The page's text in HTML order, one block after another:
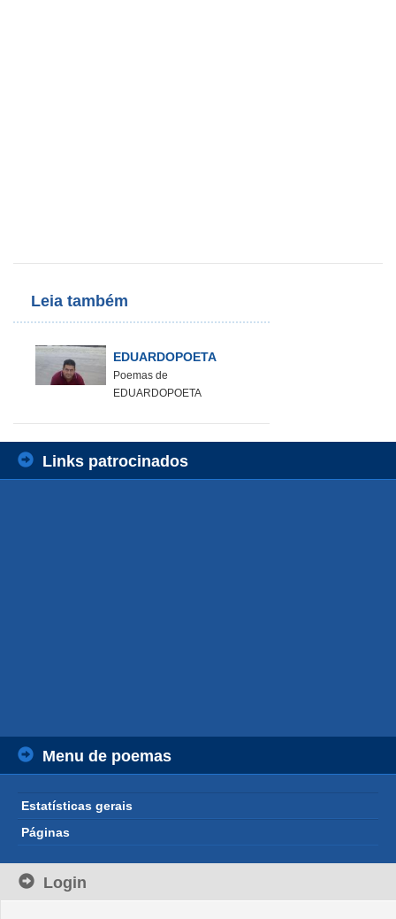
Leia também
EDUARDOPOETA
Poemas de
EDUARDOPOETA
Links patrocinados
Menu de poemas
Estatísticas gerais
Páginas
Login